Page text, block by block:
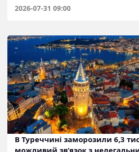
2026-07-31 09:00
В Туреччині заморозили 6,3